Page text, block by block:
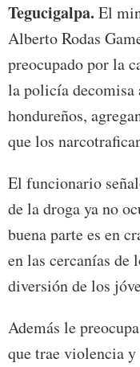
Tegucigalpa. El
Alberto Rodas
preocupado por la
la policía decomisa
hondureños,
que los
El funcionario
de la droga ya no
buena parte es en
en las cercanías de
diversión de los
Además le
que trae violencia